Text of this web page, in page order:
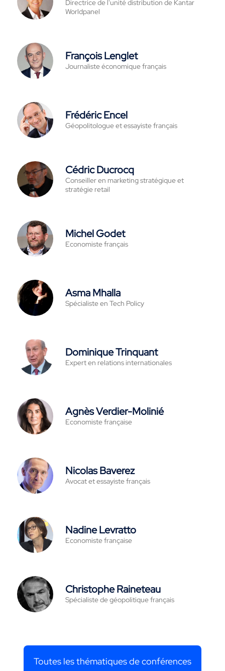
Directrice de l'unité distribution de Kantar
Worldpanel
François Lenglet
Journaliste économique français
Frédéric Encel
Géopolitologue et essayiste français
Cédric Ducrocq
Conseiller en marketing stratégique et
stratégie retail
Michel Godet
Economiste français
Asma Mhalla
Spécialiste en Tech Policy
Dominique Trinquant
Expert en relations internationales
Agnès Verdier-Molinié
Economiste française
Nicolas Baverez
Avocat et essayiste français
Nadine Levratto
Economiste française
Christophe Raineteau
Spécialiste de géopolitique français
Toutes les thématiques de conférences